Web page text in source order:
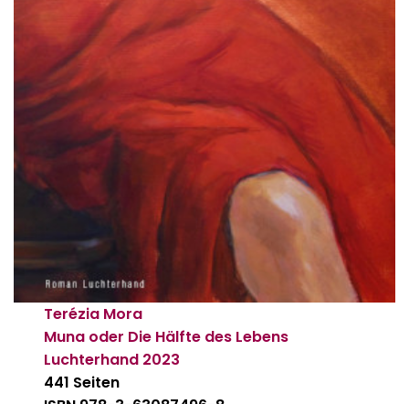
Terézia Mora
Muna oder Die Hälfte des Lebens
Luchterhand 2023
441 Seiten